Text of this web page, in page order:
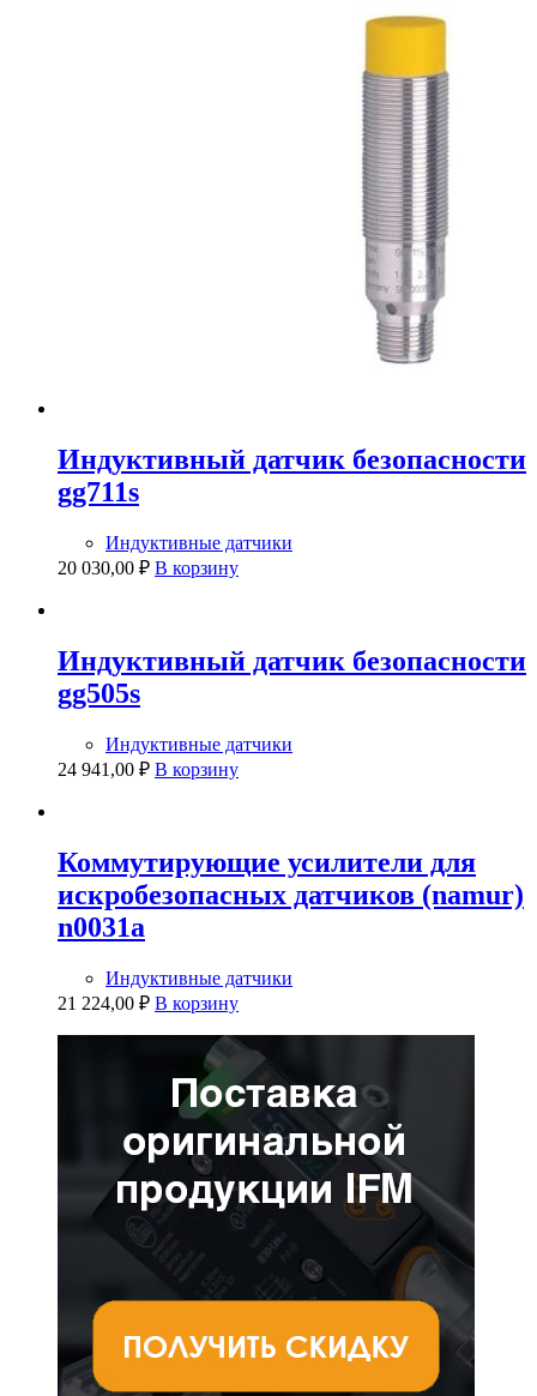
Индуктивный датчик безопасности
gg711s
Индуктивные датчики
20 030,00 ₽ В корзину
Индуктивный датчик безопасности
gg505s
Индуктивные датчики
24 941,00 ₽ В корзину
Коммутирующие усилители для
искробезопасных датчиков (namur)
n0031a
Индуктивные датчики
21 224,00 ₽ В корзину